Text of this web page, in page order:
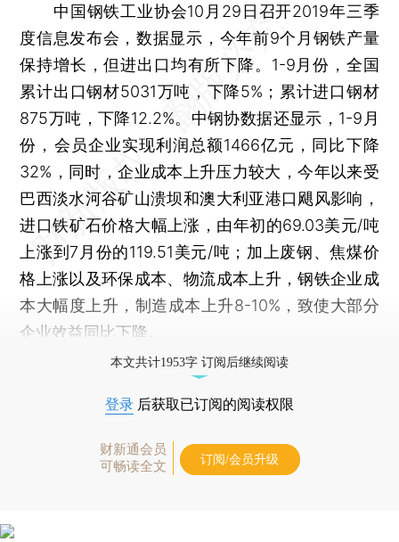
中国钢铁工业协会10月29日召开2019年三季
度信息发布会，数据显示，今年前9个月钢铁产量
保持增长，但进出口均有所下降。1-9月份，全国
累计出口钢材5031万吨，下降5%；累计进口钢材
875万吨，下降12.2%。中钢协数据还显示，1-9月
份，会员企业实现利润总额1466亿元，同比下降
32%，同时，企业成本上升压力较大，今年以来受
巴西淡水河谷矿山溃坝和澳大利亚港口飓风影响，
进口铁矿石价格大幅上涨，由年初的69.03美元/吨
上涨到7月份的119.51美元/吨；加上废钢、焦煤价
格上涨以及环保成本、物流成本上升，钢铁企业成
本大幅度上升，制造成本上升8-10%，致使大部分
企业效益同比下降。
本文共计1953字 订阅后继续阅读
登录 后获取已订阅的阅读权限
财新通会员
可畅读全文
订阅/会员升级